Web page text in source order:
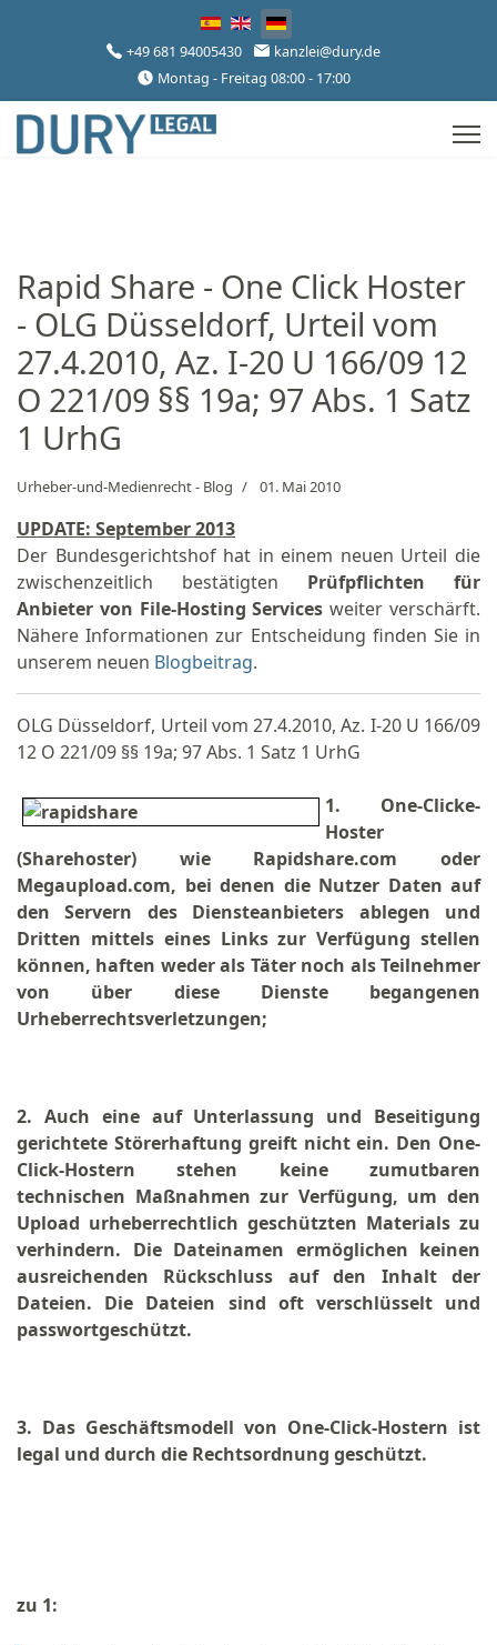
Sprache auswählen
+49 681 94005430
kanzlei@dury.de
Montag - Freitag 08:00 - 17:00
Rapid Share - One Click Hoster
- OLG Düsseldorf, Urteil vom
27.4.2010, Az. I-20 U 166/09 12
O 221/09 §§ 19a; 97 Abs. 1 Satz
1 UrhG
Urheber-und-Medienrecht - Blog 01. Mai 2010
UPDATE: September 2013
Der Bundesgerichtshof hat in einem neuen Urteil die
zwischenzeitlich bestätigten Prüfpflichten für
Anbieter von File-Hosting Services weiter verschärft.
Nähere Informationen zur Entscheidung finden Sie in
unserem neuen Blogbeitrag.
OLG Düsseldorf, Urteil vom 27.4.2010, Az. I-20 U 166/09
12 O 221/09 §§ 19a; 97 Abs. 1 Satz 1 UrhG
1. One-Clicke-
Hoster
(Sharehoster) wie Rapidshare.com oder
Megaupload.com, bei denen die Nutzer Daten auf
den Servern des Diensteanbieters ablegen und
Dritten mittels eines Links zur Verfügung stellen
können, haften weder als Täter noch als Teilnehmer
von über diese Dienste begangenen
Urheberrechtsverletzungen;
2. Auch eine auf Unterlassung und Beseitigung
gerichtete Störerhaftung greift nicht ein. Den One-
Click-Hostern stehen keine zumutbaren
technischen Maßnahmen zur Verfügung, um den
Upload urheberrechtlich geschützten Materials zu
verhindern. Die Dateinamen ermöglichen keinen
ausreichenden Rückschluss auf den Inhalt der
Dateien. Die Dateien sind oft verschlüsselt und
passwortgeschützt.
3. Das Geschäftsmodell von One-Click-Hostern ist
legal und durch die Rechtsordnung geschützt.
zu 1: